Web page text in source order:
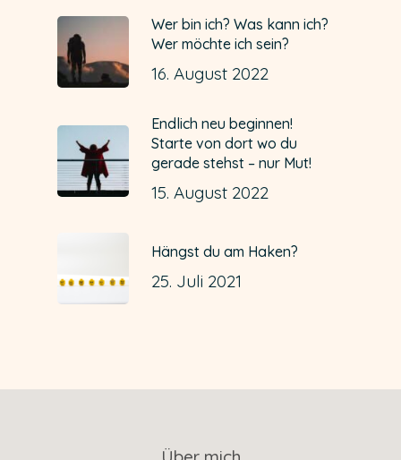
Wer bin ich? Was kann ich?
Wer möchte ich sein?
16. August 2022
Endlich neu beginnen!
Starte von dort wo du
gerade stehst – nur Mut!
15. August 2022
Hängst du am Haken?
25. Juli 2021